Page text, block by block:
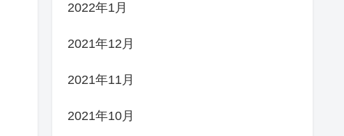
2022年1月
2021年12月
2021年11月
2021年10月